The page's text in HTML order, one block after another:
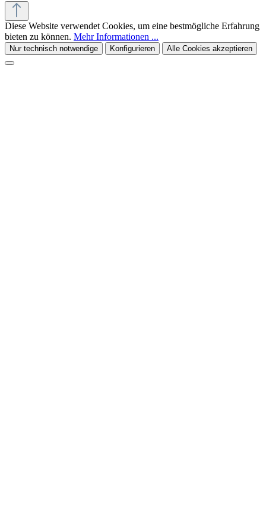
Diese Website verwendet Cookies, um eine bestmögliche Erfahrung
bieten zu können. Mehr Informationen ...
Nur technisch notwendige Konfigurieren Alle Cookies akzeptieren